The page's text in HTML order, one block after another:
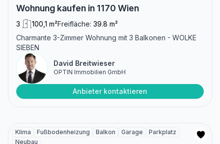
Wohnung kaufen in 1170 Wien
3 100,1 m²Freifläche: 39.8 m²
Charmante 3-Zimmer Wohnung mit 3 Balkonen - WOLKE
SIEBEN
David Breitwieser
OPTIN Immobilien GmbH
Anbieter kontaktieren
Klima Fußbodenheizung Balkon Garage
Parkplatz
Neubau